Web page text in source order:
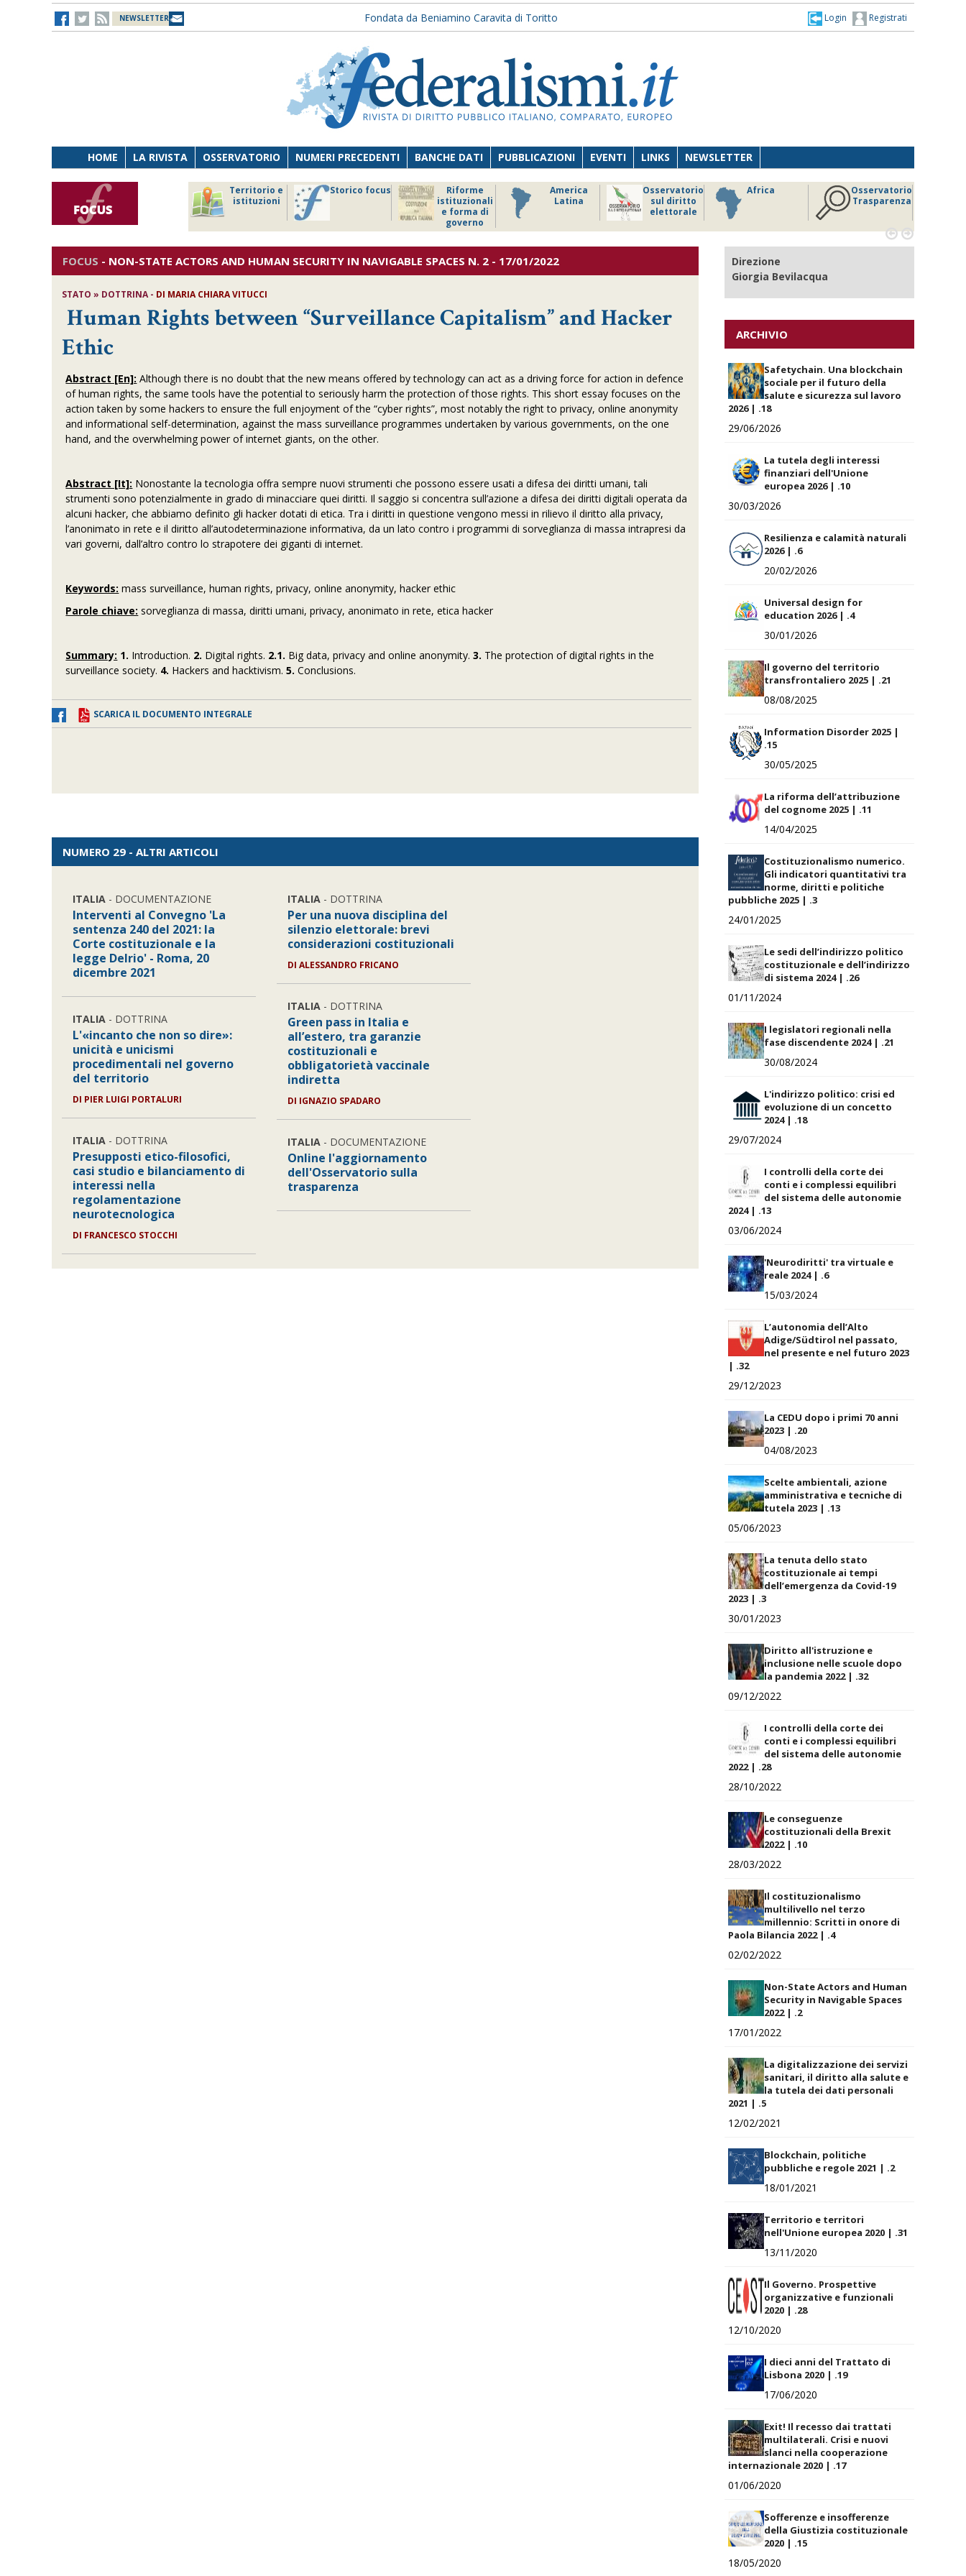
NEWSLETTER Fondata da Beniamino Caravita di Toritto Registrati
Login
HOME LA RIVISTA OSSERVATORIO NUMERI PRECEDENTI BANCHE DATI PUBBLICAZIONI EVENTI LINKS NEWSLETTER
Territorio e
istituzioni
Storico focus
Riforme
istituzionali
e forma di
governo
America
Latina
Osservatorio
sul diritto
elettorale
Africa
Osservatorio
Trasparenza
 
FOCUS - NON-STATE ACTORS AND HUMAN SECURITY IN NAVIGABLE SPACES N. 2 - 17/01/2022
STATO » DOTTRINA - DI MARIA CHIARA VITUCCI
Human Rights between “Surveillance Capitalism” and Hacker
Ethic
Abstract [En]: Although there is no doubt that the new means offered by technology can act as a driving force for action in defence
of human rights, the same tools have the potential to seriously harm the protection of those rights. This short essay focuses on the
action taken by some hackers to ensure the full enjoyment of the “cyber rights”, most notably the right to privacy, online anonymity
and informational self-determination, against the mass surveillance programmes undertaken by various governments, on the one
hand, and the overwhelming power of internet giants, on the other.
Abstract [It]: Nonostante la tecnologia offra sempre nuovi strumenti che possono essere usati a difesa dei diritti umani, tali
strumenti sono potenzialmente in grado di minacciare quei diritti. Il saggio si concentra sull’azione a difesa dei diritti digitali operata da
alcuni hacker, che abbiamo definito gli hacker dotati di etica. Tra i diritti in questione vengono messi in rilievo il diritto alla privacy,
l’anonimato in rete e il diritto all’autodeterminazione informativa, da un lato contro i programmi di sorveglianza di massa intrapresi da
vari governi, dall’altro contro lo strapotere dei giganti di internet.
Keywords: mass surveillance, human rights, privacy, online anonymity, hacker ethic
Parole chiave: sorveglianza di massa, diritti umani, privacy, anonimato in rete, etica hacker
Summary: 1. Introduction. 2. Digital rights. 2.1. Big data, privacy and online anonymity.3. The protection of digital rights in the
surveillance society. 4. Hackers and hacktivism.5. Conclusions.
SCARICA IL DOCUMENTO INTEGRALE
NUMERO 29 - ALTRI ARTICOLI
ITALIA - DOCUMENTAZIONE
Interventi al Convegno 'La
sentenza 240 del 2021: la
Corte costituzionale e la
legge Delrio' - Roma, 20
dicembre 2021
ITALIA - DOTTRINA
L'«incanto che non so dire»:
unicità e unicismi
procedimentali nel governo
del territorio
DI PIER LUIGI PORTALURI
ITALIA - DOTTRINA
Presupposti etico-filosofici,
casi studio e bilanciamento di
interessi nella
regolamentazione
neurotecnologica
DI FRANCESCO STOCCHI
ITALIA - DOTTRINA
Per una nuova disciplina del
silenzio elettorale: brevi
considerazioni costituzionali
DIALESSANDRO FRICANO
ITALIA - DOTTRINA
Green pass in Italia e
all’estero, tra garanzie
costituzionali e
obbligatorietà vaccinale
indiretta
DI IGNAZIO SPADARO
ITALIA - DOCUMENTAZIONE
Online l'aggiornamento
dell'Osservatorio sulla
trasparenza
Direzione
Giorgia Bevilacqua
ARCHIVIO
Safetychain. Una blockchain
sociale per il futuro della
salute e sicurezza sul lavoro
2026 | .18
29/06/2026
La tutela degli interessi
finanziari dell'Unione
europea 2026 | .10
30/03/2026
Resilienza e calamità naturali
2026 | .6
20/02/2026
Universal design for
education 2026 | .4
30/01/2026
Il governo del territorio
transfrontaliero 2025 | .21
08/08/2025
Information Disorder 2025 |
.15
30/05/2025
La riforma dell’attribuzione
del cognome 2025 | .11
14/04/2025
Costituzionalismo numerico.
Gli indicatori quantitativi tra
norme, diritti e politiche
pubbliche 2025 | .3
24/01/2025
Le sedi dell’indirizzo politico
costituzionale e dell’indirizzo
di sistema 2024 | .26
01/11/2024
I legislatori regionali nella
fase discendente 2024 | .21
30/08/2024
L'indirizzo politico: crisi ed
evoluzione di un concetto
2024 | .18
29/07/2024
I controlli della corte dei
conti e i complessi equilibri
del sistema delle autonomie
2024 | .13
03/06/2024
'Neurodiritti' tra virtuale e
reale 2024 | .6
15/03/2024
L’autonomia dell’Alto
Adige/Südtirol nel passato,
nel presente e nel futuro 2023
| .32
29/12/2023
La CEDU dopo i primi 70 anni
2023 | .20
04/08/2023
Scelte ambientali, azione
amministrativa e tecniche di
tutela 2023 | .13
05/06/2023
La tenuta dello stato
costituzionale ai tempi
dell’emergenza da Covid-19
2023 | .3
30/01/2023
Diritto all'istruzione e
inclusione nelle scuole dopo
la pandemia 2022 | .32
09/12/2022
I controlli della corte dei
conti e i complessi equilibri
del sistema delle autonomie
2022 | .28
28/10/2022
Le conseguenze
costituzionali della Brexit
2022 | .10
28/03/2022
Il costituzionalismo
multilivello nel terzo
millennio: Scritti in onore di
Paola Bilancia 2022 | .4
02/02/2022
Non-State Actors and Human
Security in Navigable Spaces
2022 | .2
17/01/2022
La digitalizzazione dei servizi
sanitari, il diritto alla salute e
la tutela dei dati personali
2021 | .5
12/02/2021
Blockchain, politiche
pubbliche e regole 2021 | .2
18/01/2021
Territorio e territori
nell'Unione europea 2020 | .31
13/11/2020
Il Governo. Prospettive
organizzative e funzionali
2020 | .28
12/10/2020
I dieci anni del Trattato di
Lisbona 2020 | .19
17/06/2020
Exit! Il recesso dai trattati
multilaterali. Crisi e nuovi
slanci nella cooperazione
internazionale 2020 | .17
01/06/2020
Sofferenze e insofferenze
della Giustizia costituzionale
2020 | .15
18/05/2020